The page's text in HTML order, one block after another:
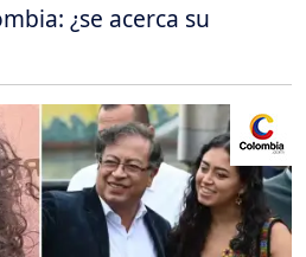
¿se acerca su